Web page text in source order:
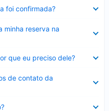
foi confirmada?
minha reserva na
que eu preciso dele?
de contato da